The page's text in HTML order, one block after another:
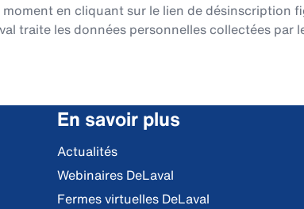
en cliquant sur le lien de désinscription
traite les données personnelles collectées
En savoir plus
Actualités
Webinaires DeLaval
Fermes virtuelles DeLaval